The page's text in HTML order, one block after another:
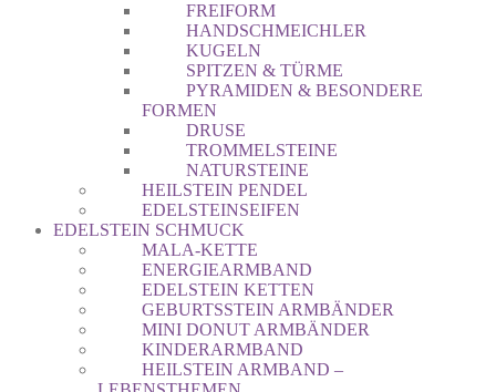
FREIFORM
HANDSCHMEICHLER
KUGELN
SPITZEN & TÜRME
PYRAMIDEN & BESONDERE
FORMEN
DRUSE
TROMMELSTEINE
NATURSTEINE
HEILSTEIN PENDEL
EDELSTEINSEIFEN
EDELSTEIN SCHMUCK
MALA-KETTE
ENERGIEARMBAND
EDELSTEIN KETTEN
GEBURTSSTEIN ARMBÄNDER
MINI DONUT ARMBÄNDER
KINDERARMBAND
HEILSTEIN ARMBAND –